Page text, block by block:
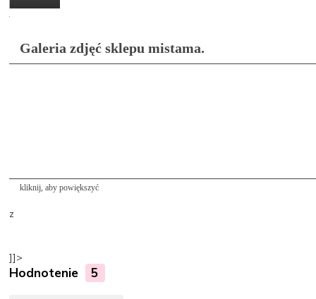
Galeria zdjęć sklepu mistama.
kliknij, aby powiększyć
z
]]>
Hodnotenie 5